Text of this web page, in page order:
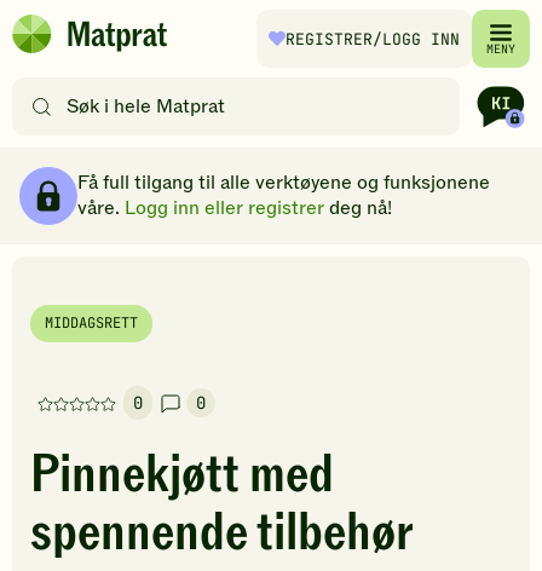
Hopp til hovedinnhold
Matprat
REGISTRER/LOGG INN MENY
etter
filtre
Få full tilgang til alle verktøyene og funksjonene
våre. Logg inn eller registrerdeg nå!
MIDDAGSRETT
0
Denne
har
foreløpig
ingen
vurderinger.
0
Pinnekjøtt med
spennende tilbehør